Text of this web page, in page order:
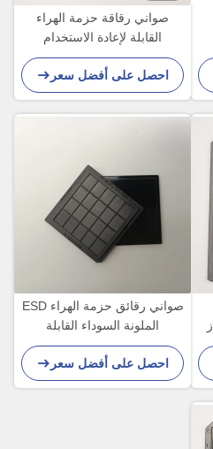
صواني رقاقة حزمة الهراء
القابلة لإعادة الاستخدام
المخصصة MPPO لقالب الويفر
احصل على أفضل سعر
صواني رقائق حزمة الهراء ESD
الملونة السوداء القابلة
للتخصيص لرقائق IC RF VR
احصل على أفضل سعر